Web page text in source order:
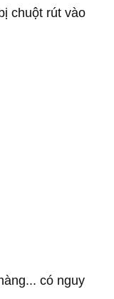
chuột rút vào
có nguy